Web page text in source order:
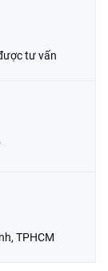
tư vấn
TPHCM